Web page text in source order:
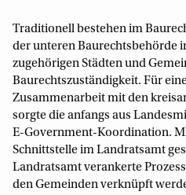
Traditionell bestehen im
der unteren Baurechtsbehörde
zugehörigen Städten und
Baurechtszuständigkeit. Für
Zusammenarbeit mit den
sorgte die anfangs aus
E-Government-Koordination.
Schnittstelle im Landratsamt
Landratsamt verankerte
den Gemeinden verknüpft